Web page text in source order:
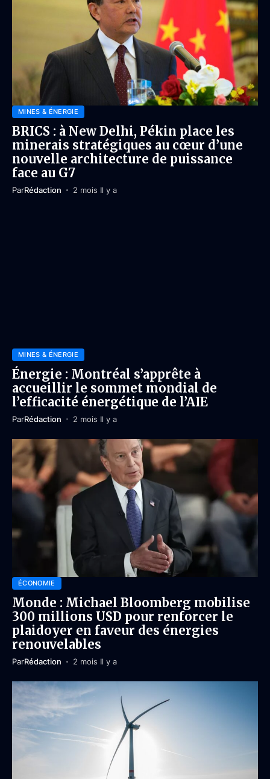
MINES & ÉNERGIE
BRICS : à New Delhi, Pékin place les
minerais stratégiques au cœur d’une
nouvelle architecture de puissance
face au G7
ParRédaction 2 mois Il y a
MINES & ÉNERGIE
Énergie : Montréal s’apprête à
accueillir le sommet mondial de
l’efficacité énergétique de l’AIE
ParRédaction 2 mois Il y a
ÉCONOMIE
Monde : Michael Bloomberg mobilise
300 millions USD pour renforcer le
plaidoyer en faveur des énergies
renouvelables
ParRédaction 2 mois Il y a